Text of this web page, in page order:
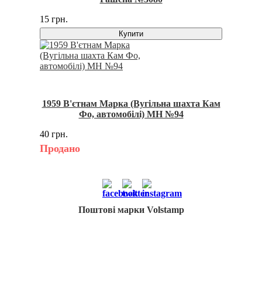
15 грн.
Купити
1959 В'єтнам Марка (Вугільна шахта Кам
Фо, автомобілі) MH №94
40 грн.
Продано
Поштові марки Volstamp